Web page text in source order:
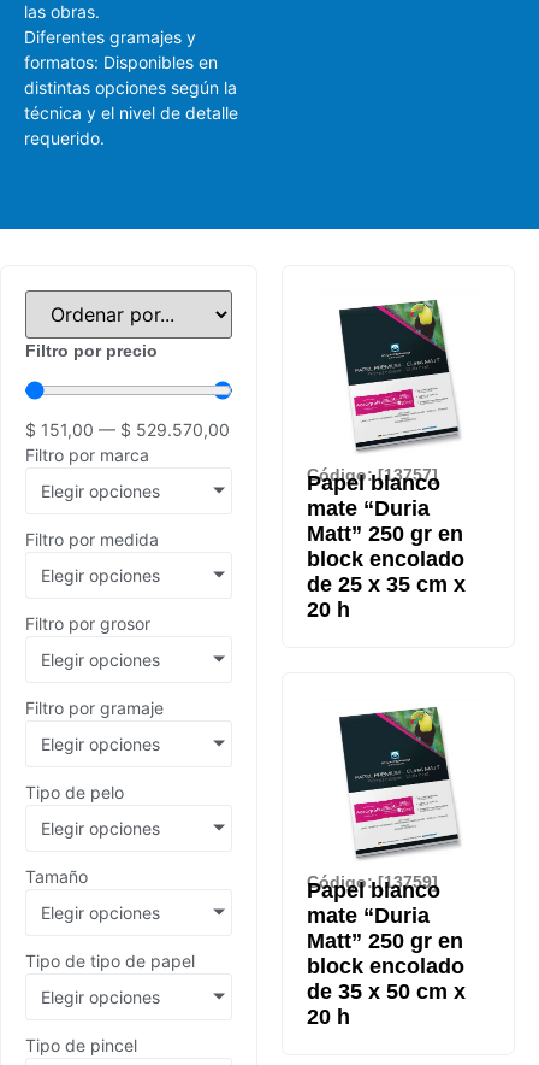
las obras.
Diferentes gramajes y
formatos: Disponibles en
distintas opciones según la
técnica y el nivel de detalle
requerido.
Filtro por precio
$ 151,00 — $ 529.570,00
Filtro por marca
Elegir opciones
Filtro por medida
Elegir opciones
Filtro por grosor
Elegir opciones
Filtro por gramaje
Elegir opciones
Tipo de pelo
Elegir opciones
Tamaño
Elegir opciones
Tipo de tipo de papel
Elegir opciones
Tipo de pincel
Código: [13757]
Papel blanco
mate “Duria
Matt” 250 gr en
block encolado
de 25 x 35 cm x
20 h
Código: [13759]
Papel blanco
mate “Duria
Matt” 250 gr en
block encolado
de 35 x 50 cm x
20 h